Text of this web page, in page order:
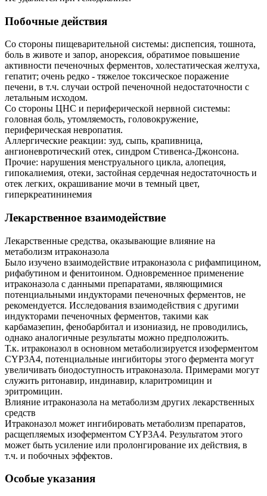
Побочные действия
Со стороны пищеварительной системы: диспепсия, тошнота,
боль в животе и запор, анорексия, обратимое повышение
активности печеночных ферментов, холестатическая желтуха,
гепатит; очень редко - тяжелое токсическое поражение
печени, в т.ч. случаи острой печеночной недостаточности с
летальным исходом.
Со стороны ЦНС и периферической нервной системы:
головная боль, утомляемость, головокружение,
периферическая невропатия.
Аллергические реакции: зуд, сыпь, крапивница,
ангионевротический отек, синдром Стивенса-Джонсона.
Прочие: нарушения менструального цикла, алопеция,
гипокалиемия, отеки, застойная сердечная недостаточность и
отек легких, окрашивание мочи в темный цвет,
гиперкреатининемия
Лекарственное взаимодействие
Лекарственные средства, оказывающие влияние на
метаболизм итраконазола
Было изучено взаимодействие итраконазола с рифампицином,
рифабутином и фенитоином. Одновременное применение
итраконазола с данными препаратами, являющимися
потенциальными индукторами печеночных ферментов, не
рекомендуется. Исследования взаимодействия с другими
индукторами печеночных ферментов, такими как
карбамазепин, фенобарбитал и изониазид, не проводились,
однако аналогичные результаты можно предположить.
Т.к. итраконазол в основном метаболизируется изоферментом
CYP3A4, потенциальные ингибиторы этого фермента могут
увеличивать биодоступность итраконазола. Примерами могут
служить ритонавир, индинавир, кларитромицин и
эритромицин.
Влияние итраконазола на метаболизм других лекарственных
средств
Итраконазол может ингибировать метаболизм препаратов,
расщепляемых изоферментом CYP3A4. Результатом этого
может быть усиление или пролонгирование их действия, в
т.ч. и побочных эффектов.
Особые указания